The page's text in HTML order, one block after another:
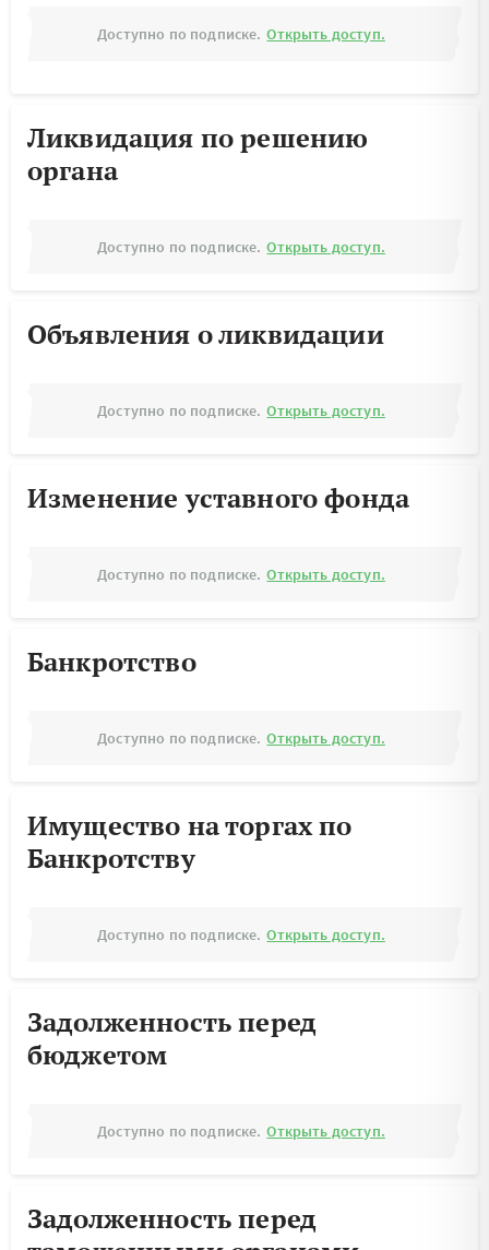
Доступно по подписке. Открыть доступ.
Ликвидация по решению
органа
Доступно по подписке. Открыть доступ.
Объявления о ликвидации
Доступно по подписке. Открыть доступ.
Изменение уставного фонда
Доступно по подписке. Открыть доступ.
Банкротство
Доступно по подписке. Открыть доступ.
Имущество на торгах по
Банкротству
Доступно по подписке. Открыть доступ.
Задолженность перед
бюджетом
Доступно по подписке. Открыть доступ.
Задолженность перед